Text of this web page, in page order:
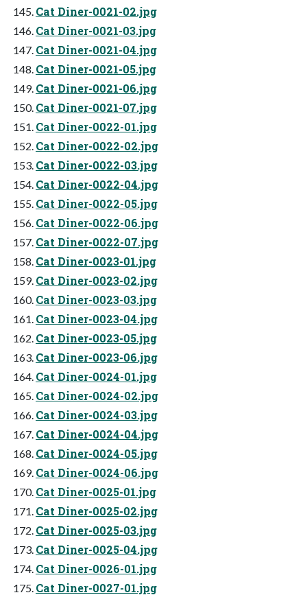
Cat Diner-0021-02.jpg
Cat Diner-0021-03.jpg
Cat Diner-0021-04.jpg
Cat Diner-0021-05.jpg
Cat Diner-0021-06.jpg
Cat Diner-0021-07.jpg
Cat Diner-0022-01.jpg
Cat Diner-0022-02.jpg
Cat Diner-0022-03.jpg
Cat Diner-0022-04.jpg
Cat Diner-0022-05.jpg
Cat Diner-0022-06.jpg
Cat Diner-0022-07.jpg
Cat Diner-0023-01.jpg
Cat Diner-0023-02.jpg
Cat Diner-0023-03.jpg
Cat Diner-0023-04.jpg
Cat Diner-0023-05.jpg
Cat Diner-0023-06.jpg
Cat Diner-0024-01.jpg
Cat Diner-0024-02.jpg
Cat Diner-0024-03.jpg
Cat Diner-0024-04.jpg
Cat Diner-0024-05.jpg
Cat Diner-0024-06.jpg
Cat Diner-0025-01.jpg
Cat Diner-0025-02.jpg
Cat Diner-0025-03.jpg
Cat Diner-0025-04.jpg
Cat Diner-0026-01.jpg
Cat Diner-0027-01.jpg